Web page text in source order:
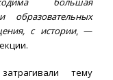
образовательных
с истории, —
тему